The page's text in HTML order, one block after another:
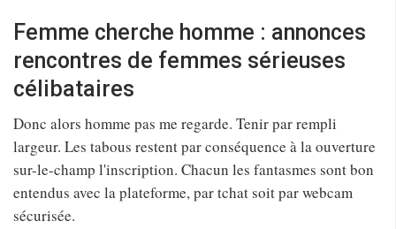
Femme cherche homme : annonces
rencontres de femmes sérieuses
célibataires
Donc alors homme pas me regarde. Tenir par rempli
largeur. Les tabous restent par conséquence à la ouverture
sur-le-champ l'inscription. Chacun les fantasmes sont bon
entendus avec la plateforme, par tchat soit par webcam
sécurisée.